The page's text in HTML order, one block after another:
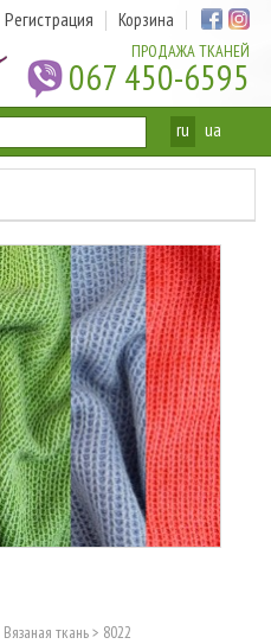
ПРОДАЖА ТКАНЕЙ
067 450-6595
Регистрация Корзина
ru ua
Вязаная ткань> 8022